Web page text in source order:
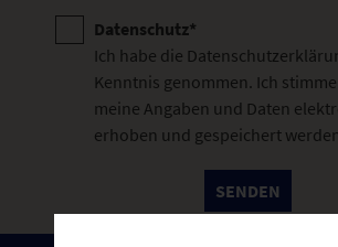
Datenschutz*
Ich habe die
Kenntnis genommen. Ich
meine Angaben und Daten
erhoben und gespeichert
SENDEN